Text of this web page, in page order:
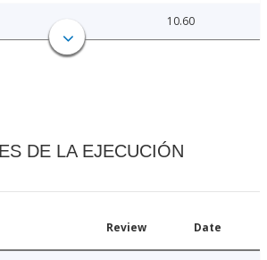
10.60
DE LA EJECUCIÓN
Review Date